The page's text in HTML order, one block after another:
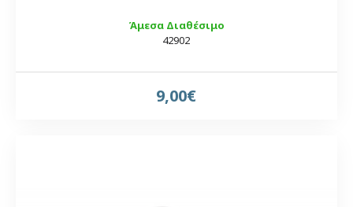
Άμεσα Διαθέσιμο
42902
9,00€